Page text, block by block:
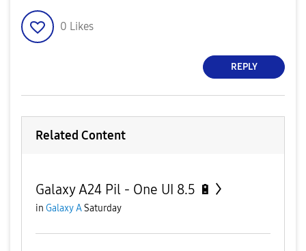
0 Likes
REPLY
Related Content
Galaxy A24 Pil - One UI 8.5 🔋
in Galaxy ASaturday